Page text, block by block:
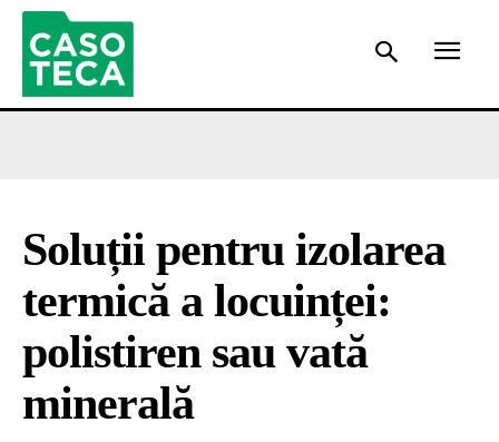
Soluții pentru izolarea
termică a locuinței:
polistiren sau vată
minerală